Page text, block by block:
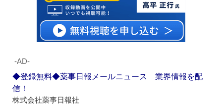
‐AD‐
◆登録無料◆薬事日報メールニュース 業界情報を配
信！
株式会社薬事日報社